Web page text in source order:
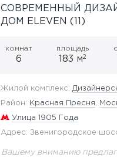
СОВРЕМЕННЫЙ
ДОМ ELEVEN (11)
комнат
6
площадь
183 м2
Жилой комплекс:
Район: Красная Пресня
Улица 1905 Года
Адрес: Звенигородское
Вашему вниманию